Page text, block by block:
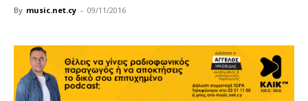
By music.net.cy - 09/11/2016